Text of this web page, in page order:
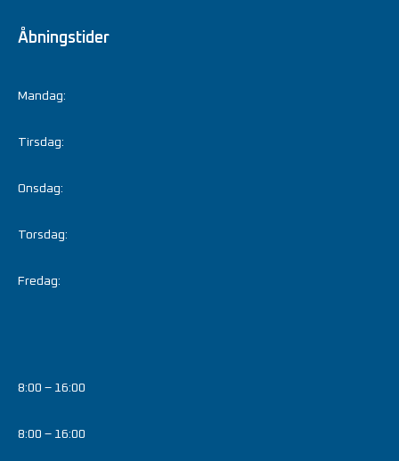
Åbningstider
Mandag:
Tirsdag:
Onsdag:
Torsdag:
Fredag:
8:00 – 16:00
8:00 – 16:00